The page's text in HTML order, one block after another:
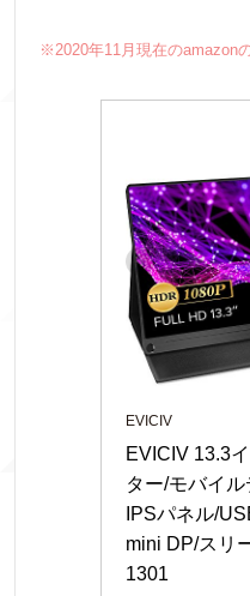
※2020年11月現在のamazon
EVICIV
EVICIV 13.3
ター/モバイ
IPSパネル/
mini DP/スリ
1301